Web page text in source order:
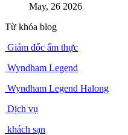
May, 26 2026
Từ khóa blog
Giám đốc ẩm thực
Wyndham Legend
Wyndham Legend Halong
Dịch vụ
khách sạn